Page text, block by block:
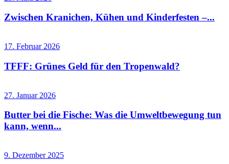
Zwischen Kranichen, Kühen und Kinderfesten –...
17. Februar 2026
TFFF: Grünes Geld für den Tropenwald?
27. Januar 2026
Butter bei die Fische: Was die Umweltbewegung tun
kann, wenn...
9. Dezember 2025